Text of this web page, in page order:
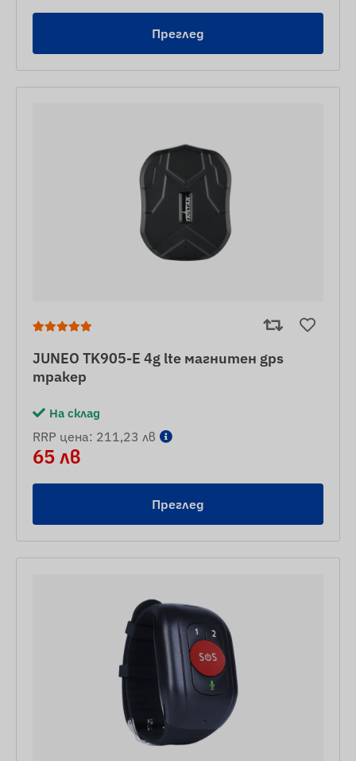
Преглед
JUNEO TK905-E 4g lte магнитен gps
тракер
На склад
RRP цена: 211,23 лв
65 лв
Преглед